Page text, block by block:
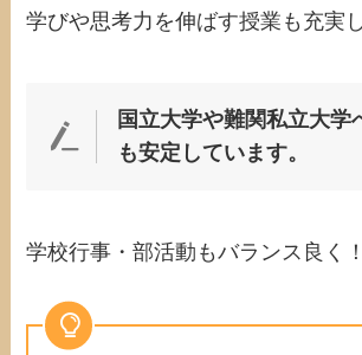
学びや思考力を伸ばす授業も充実
国立大学や難関私立大学
も安定しています。
学校行事・部活動もバランス良く！